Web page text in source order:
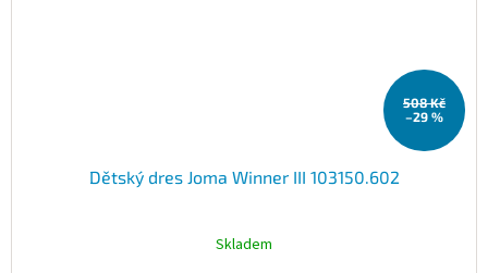
508 Kč
–29 %
Dětský dres Joma Winner III 103150.602
Skladem